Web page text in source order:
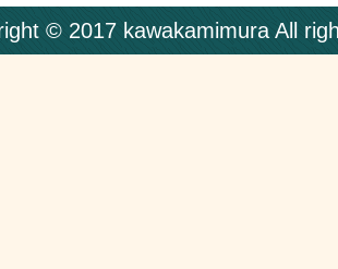
© 2017 kawakamimura All